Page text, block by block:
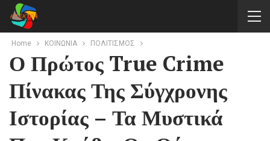
Home ΚΟΙΝΩΝΙΑ ΠΟΛΙΤΙΣΜΟΣ
Ο Πρώτος True Crime
Πίνακας Της Σύγχρονης
Ιστορίας – Τα Μυστικά